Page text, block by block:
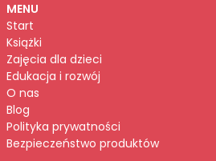
MENU
Start
Książki
Zajęcia dla dzieci
Edukacja i rozwój
O nas
Blog
Polityka prywatności
Bezpieczeństwo produktów